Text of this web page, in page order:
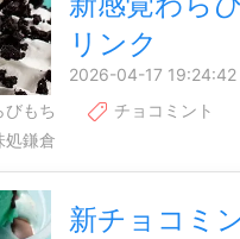
リンク
2026-04-17 19:24:42
びもち
チョコミント
処鎌倉
新チョコミ